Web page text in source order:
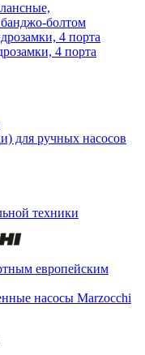
болтом
4 порта
4 порта
для ручных насосов
техники
европейским
насосы Marzocchi